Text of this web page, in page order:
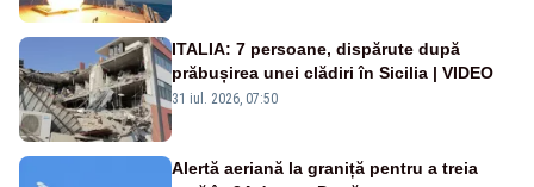
ITALIA: 7 persoane, dispărute după
prăbușirea unei clădiri în Sicilia | VIDEO
31 iul. 2026, 07:50
Alertă aeriană la graniță pentru a treia